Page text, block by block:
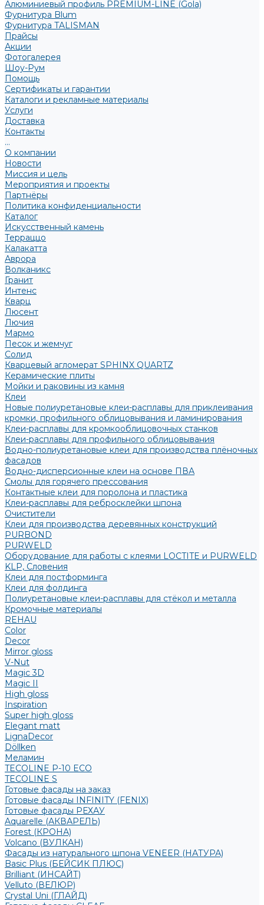
Алюминиевый профиль PREMIUM-LINE (Gola)
Фурнитура Blum
Фурнитура TALISMAN
Прайсы
Акции
Фотогалерея
Шоу-Рум
Помощь
Сертификаты и гарантии
Каталоги и рекламные материалы
Услуги
Доставка
Контакты
...
О компании
Новости
Миссия и цель
Мероприятия и проекты
Партнёры
Политика конфиденциальности
Каталог
Искусственный камень
Терраццо
Калакатта
Аврора
Волканикс
Гранит
Интенс
Кварц
Люсент
Лючия
Мармо
Песок и жемчуг
Солид
Кварцевый агломерат SPHINX QUARTZ
Керамические плиты
Мойки и раковины из камня
Клеи
Новые полиуретановые клеи-расплавы для приклеивания
кромки, профильного облицовывания и ламинирования
Клеи-расплавы для кромкооблицовочных станков
Клеи-расплавы для профильного облицовывания
Водно-полиуретановые клеи для производства плёночных
фасадов
Водно-дисперсионные клеи на основе ПВА
Смолы для горячего прессования
Контактные клеи для поролона и пластика
Клеи-расплавы для ребросклейки шпона
Очистители
Клеи для производства деревянных конструкций
PURBOND
PURWELD
Оборудование для работы с клеями LOCTITE и PURWELD
KLP, Словения
Клеи для постформинга
Клеи для фолдинга
Полиуретановые клеи-расплавы для стёкол и металла
Кромочные материалы
REHAU
Color
Decor
Mirror gloss
V-Nut
Magic 3D
Magic II
High gloss
Inspiration
Super high gloss
Elegant matt
LignaDecor
Döllken
Меламин
TECOLINE P-10 ECO
TECOLINE S
Готовые фасады на заказ
Готовые фасады INFINITY (FENIX)
Готовые фасады РЕХАУ
Aquarelle (АКВАРЕЛЬ)
Forest (КРОНА)
Volcano (ВУЛКАН)
Фасады из натурального шпона VENEER (НАТУРА)
Basic Plus (БЕЙСИК ПЛЮС)
Brilliant (ИНСАЙТ)
Velluto (ВЕЛЮР)
Crystal Uni (ГЛАЙД)